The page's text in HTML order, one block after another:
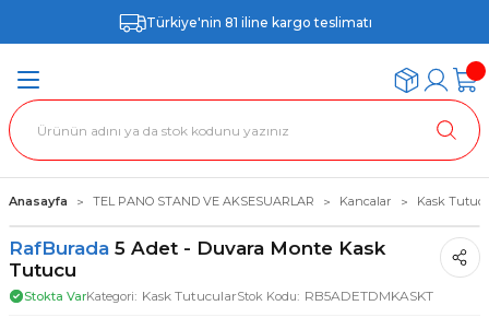
Türkiye'nin 81 iline kargo teslimatı
Anasayfa TEL PANO STAND VE AKSESUARLAR Kancalar Kask
RafBurada 5 Adet - Duvara Monte Kask
Tutucu
Stokta VarKategori Kask TutucularStok Kodu RB5ADETDMKASKT